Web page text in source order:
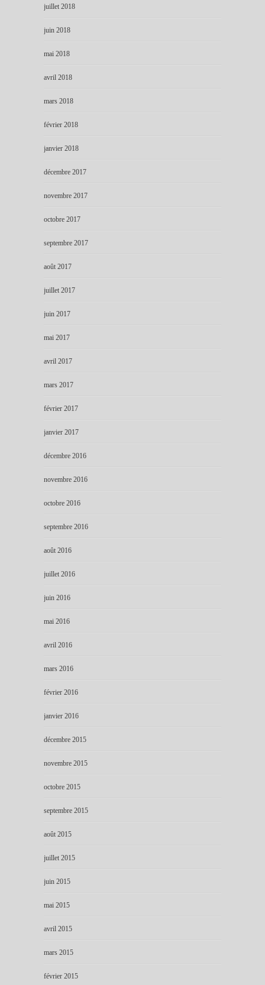
juillet 2018
juin 2018
mai 2018
avril 2018
mars 2018
février 2018
janvier 2018
décembre 2017
novembre 2017
octobre 2017
septembre 2017
août 2017
juillet 2017
juin 2017
mai 2017
avril 2017
mars 2017
février 2017
janvier 2017
décembre 2016
novembre 2016
octobre 2016
septembre 2016
août 2016
juillet 2016
juin 2016
mai 2016
avril 2016
mars 2016
février 2016
janvier 2016
décembre 2015
novembre 2015
octobre 2015
septembre 2015
août 2015
juillet 2015
juin 2015
mai 2015
avril 2015
mars 2015
février 2015